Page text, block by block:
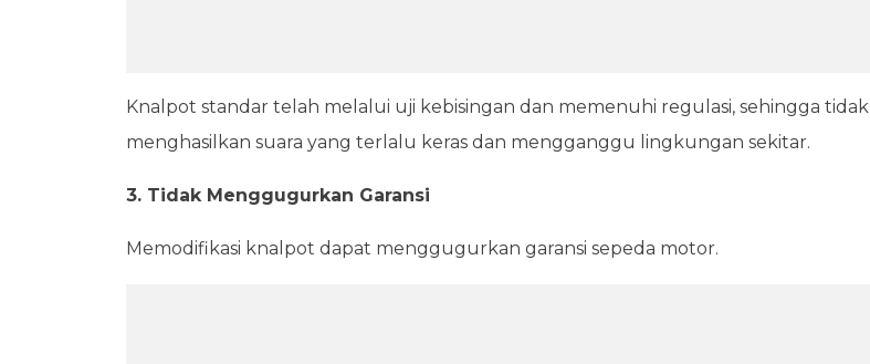
Knalpot standar telah melalui uji kebisingan dan memenuhi regulasi, sehingga tidak
menghasilkan suara yang terlalu keras dan mengganggu lingkungan sekitar.
3. Tidak Menggugurkan Garansi
Memodifikasi knalpot dapat menggugurkan garansi sepeda motor.